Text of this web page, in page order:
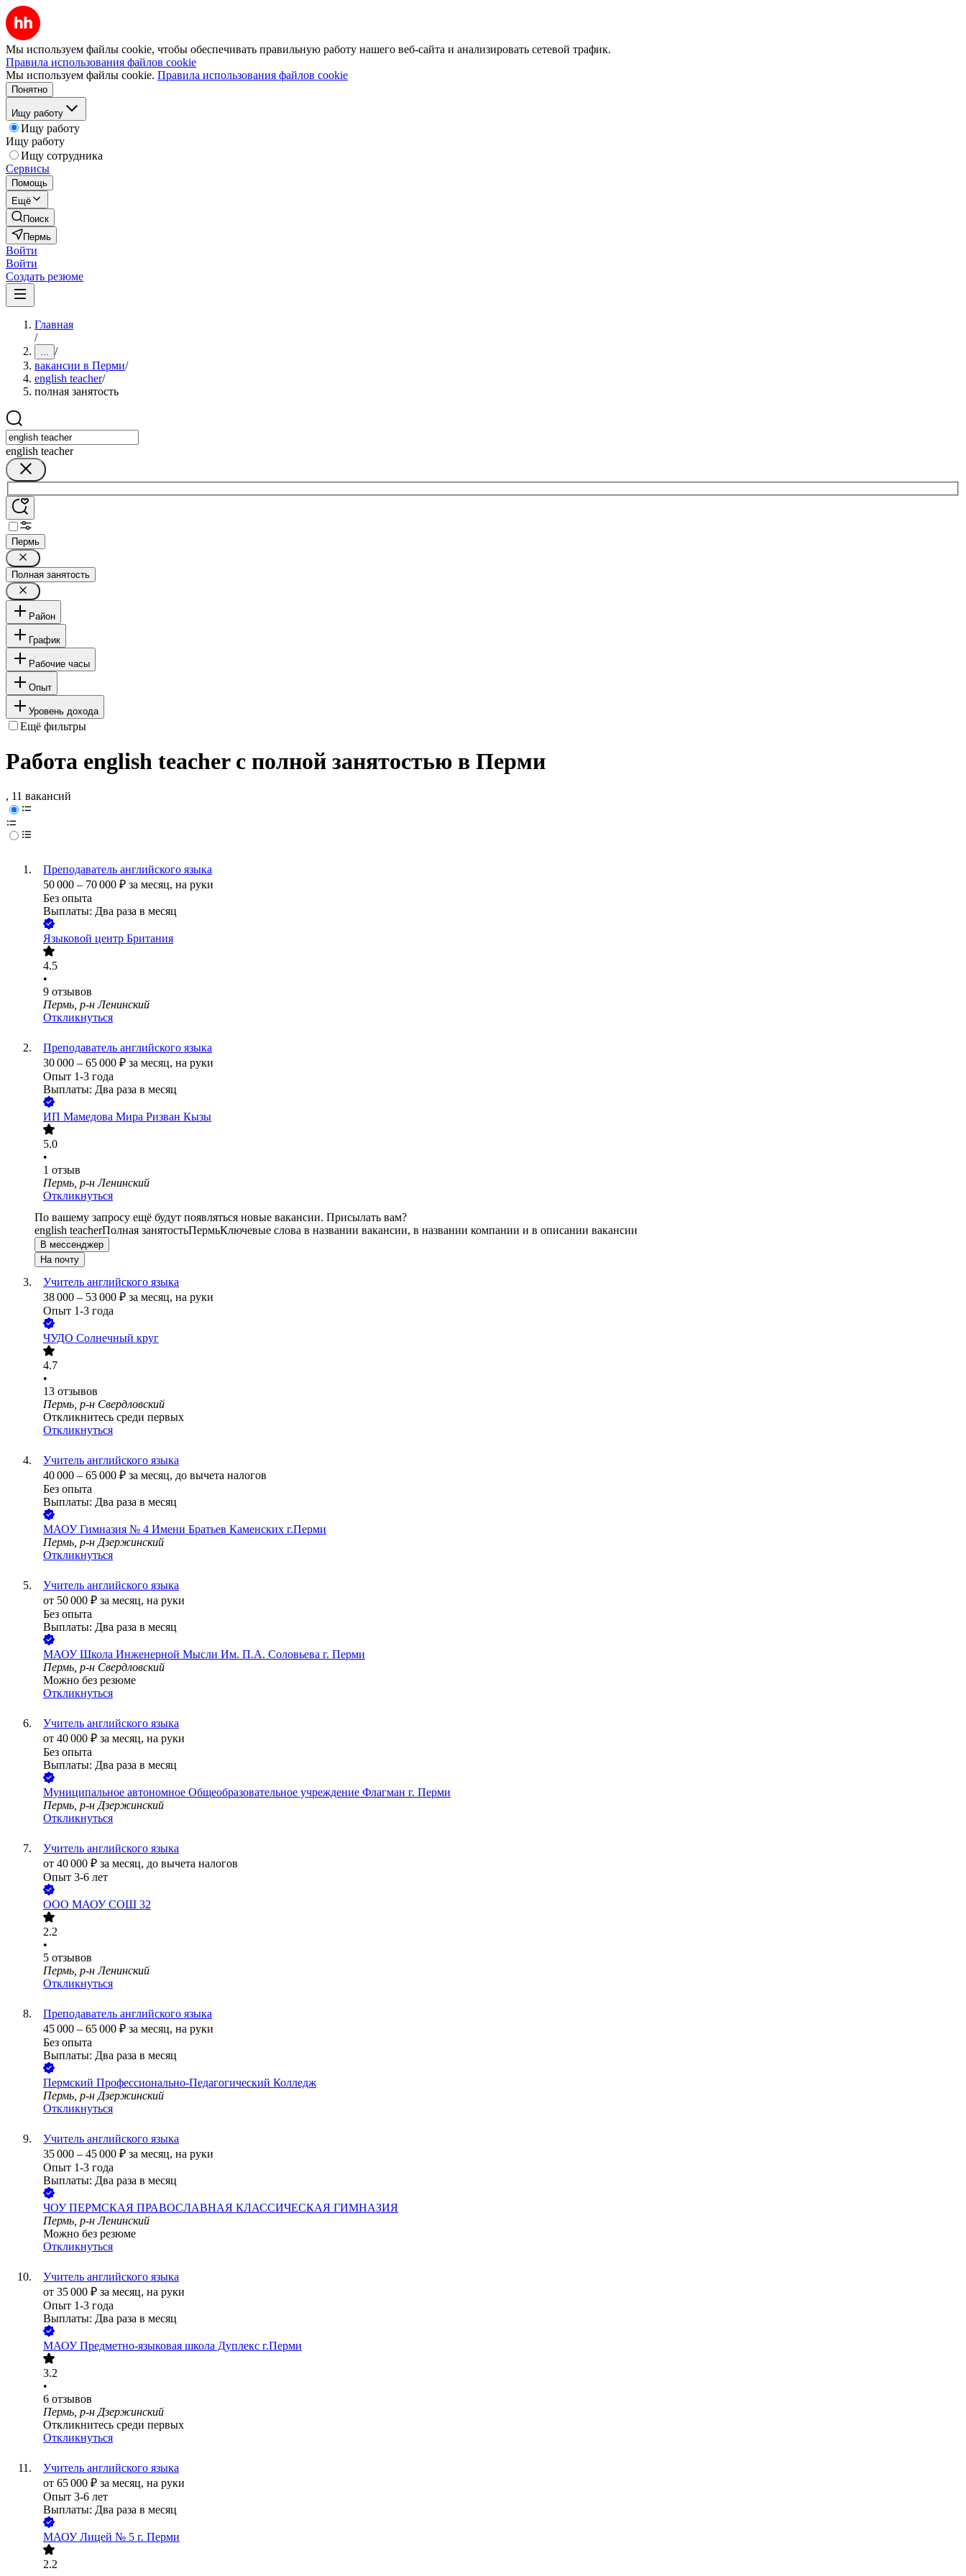
Мы используем файлы cookie, чтобы обеспечивать правильную работу нашего веб-сайта и анализировать сетевой трафик.
Правила использования файлов cookie
Мы используем файлы cookie. Правила использования файлов cookie
Понятно
Ищу работу
Ищу работу
Ищу работу
Ищу сотрудника
Сервисы
Помощь
Ещё
Поиск
Пермь
Войти
Войти
Создать резюме
Главная
/
... /
вакансии в Перми/
english teacher/
полная занятость
english teacher
Пермь
Полная занятость
Район
График
Рабочие часы
Опыт
Уровень дохода
Ещё фильтры
Работа english teacher с полной занятостью в Перми
, 11 вакансий
Преподаватель английского языка
50 000 – 70 000 ₽ за месяц, на руки
Без опыта
Выплаты: Два раза в месяц
Языковой центр Британия
4.5
•
9 отзывов
Пермь, р-н Ленинский
Откликнуться
Преподаватель английского языка
30 000 – 65 000 ₽ за месяц, на руки
Опыт 1-3 года
Выплаты: Два раза в месяц
ИП Мамедова Мира Ризван Кызы
5.0
•
1 отзыв
Пермь, р-н Ленинский
Откликнуться
По вашему запросу ещё будут появляться новые вакансии. Присылать вам?
english teacherПолная занятостьПермьКлючевые слова в названии вакансии, в названии компании и в описании вакансии
В мессенджер
На почту
Учитель английского языка
38 000 – 53 000 ₽ за месяц, на руки
Опыт 1-3 года
ЧУДО Солнечный круг
4.7
•
13 отзывов
Пермь, р-н Свердловский
Откликнитесь среди первых
Откликнуться
Учитель английского языка
40 000 – 65 000 ₽ за месяц, до вычета налогов
Без опыта
Выплаты: Два раза в месяц
МАОУ Гимназия № 4 Имени Братьев Каменских г.Перми
Пермь, р-н Дзержинский
Откликнуться
Учитель английского языка
от 50 000 ₽ за месяц, на руки
Без опыта
Выплаты: Два раза в месяц
МАОУ Школа Инженерной Мысли Им. П.А. Соловьева г. Перми
Пермь, р-н Свердловский
Можно без резюме
Откликнуться
Учитель английского языка
от 40 000 ₽ за месяц, на руки
Без опыта
Выплаты: Два раза в месяц
Муниципальное автономное Общеобразовательное учреждение Флагман г. Перми
Пермь, р-н Дзержинский
Откликнуться
Учитель английского языка
от 40 000 ₽ за месяц, до вычета налогов
Опыт 3-6 лет
ООО МАОУ СОШ 32
2.2
•
5 отзывов
Пермь, р-н Ленинский
Откликнуться
Преподаватель английского языка
45 000 – 65 000 ₽ за месяц, на руки
Без опыта
Выплаты: Два раза в месяц
Пермский Профессионально-Педагогический Колледж
Пермь, р-н Дзержинский
Откликнуться
Учитель английского языка
35 000 – 45 000 ₽ за месяц, на руки
Опыт 1-3 года
Выплаты: Два раза в месяц
ЧОУ ПЕРМСКАЯ ПРАВОСЛАВНАЯ КЛАССИЧЕСКАЯ ГИМНАЗИЯ
Пермь, р-н Ленинский
Можно без резюме
Откликнуться
Учитель английского языка
от 35 000 ₽ за месяц, на руки
Опыт 1-3 года
Выплаты: Два раза в месяц
МАОУ Предметно-языковая школа Дуплекс г.Перми
3.2
•
6 отзывов
Пермь, р-н Дзержинский
Откликнитесь среди первых
Откликнуться
Учитель английского языка
от 65 000 ₽ за месяц, на руки
Опыт 3-6 лет
Выплаты: Два раза в месяц
МАОУ Лицей № 5 г. Перми
2.2